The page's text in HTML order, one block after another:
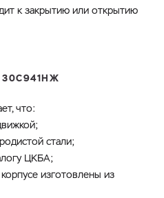
к закрытию или открытию
30С941НЖ
, что:
;
стали;
ЦКБА;
корпусе изготовлены из